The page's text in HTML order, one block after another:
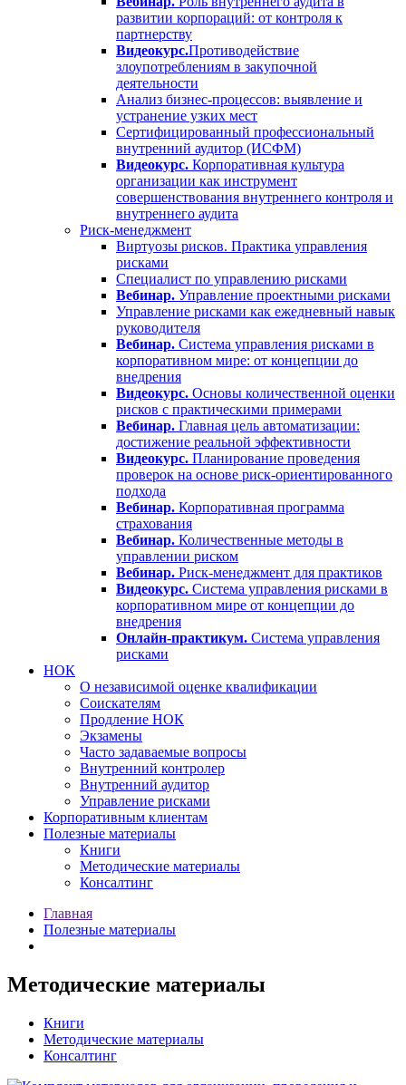
развитии корпораций: от контроля к
партнерству
Видеокурс.Противодействие
злоупотреблениям в закупочной
деятельности
Анализ бизнес-процессов: выявление и
устранение узких мест
Сертифицированный профессиональный
внутренний аудитор (ИСФМ)
Видеокурс. Корпоративная культура
организации как инструмент
совершенствования внутреннего контроля и
внутреннего аудита
Риск-менеджмент
Виртуозы рисков. Практика управления
рисками
Специалист по управлению рисками
Вебинар. Управление проектными рисками
Управление рисками как ежедневный навык
руководителя
Вебинар. Система управления рисками в
корпоративном мире: от концепции до
внедрения
Видеокурс. Основы количественной оценки
рисков с практическими примерами
Вебинар. Главная цель автоматизации:
достижение реальной эффективности
Видеокурс. Планирование проведения
проверок на основе риск-ориентированного
подхода
Вебинар. Корпоративная программа
страхования
Вебинар. Количественные методы в
управлении риском
Вебинар. Риск-менеджмент для практиков
Видеокурс. Система управления рисками в
корпоративном мире от концепции до
внедрения
Онлайн-практикум. Система управления
рисками
НОК
О независимой оценке квалификации
Соискателям
Продление НОК
Экзамены
Часто задаваемые вопросы
Внутренний контролер
Внутренний аудитор
Управление рисками
Корпоративным клиентам
Полезные материалы
Книги
Методические материалы
Консалтинг
Главная
Полезные материалы
Методические материалы
Книги
Методические материалы
Консалтинг